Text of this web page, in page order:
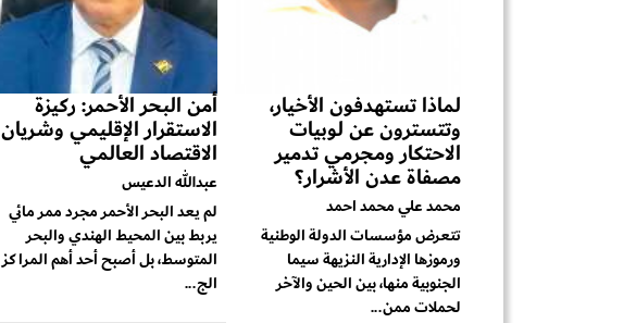
لماذا تستهدفون الأخيار،
وتتسترون عن لوبيات
الاحتكار ومجرمي تدمير
مصفاة عدن الأشرار؟
محمد علي محمد احمد
تتعرض مؤسسات الدولة الوطنية
ورموزها الإدارية النزيهة سيما
الجنوبية منها، بين الحين والآخر
لحملات ممن...
أمن البحر الأحمر: ركيزة
الاستقرار الإقليمي وشريان
الاقتصاد العالمي
عبدالله الدعيس
لم يعد البحر الأحمر مجرد ممر مائي
يربط بين المحيط الهندي والبحر
المتوسط، بل أصبح أحد أهم المراكز
الج...